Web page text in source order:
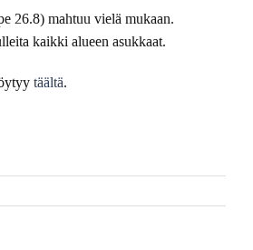
26.8) mahtuu vielä mukaan.
kaikki alueen asukkaat.
täältä.